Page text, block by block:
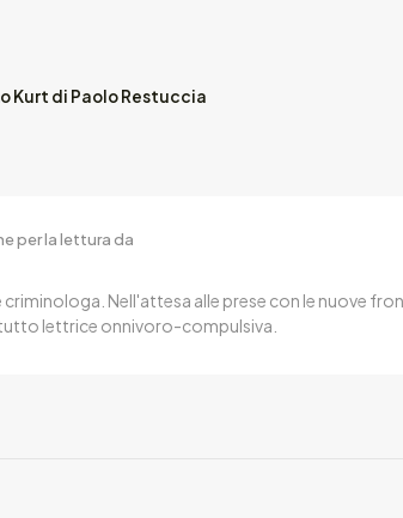
Kurt di Paolo Restuccia
per la lettura da
Nell'attesa alle prese con le nuove
lettrice onnivoro-compulsiva.